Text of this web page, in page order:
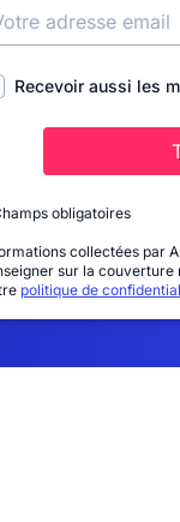
Recevoir aussi les
obligatoires
collectées par
sur la couverture
politique de